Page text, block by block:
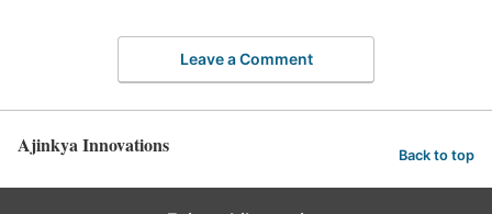
Leave a Comment
Ajinkya Innovations Back to top